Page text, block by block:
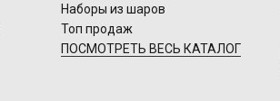
Наборы из шаров
Топ продаж
ПОСМОТРЕТЬ ВЕСЬ КАТАЛОГ